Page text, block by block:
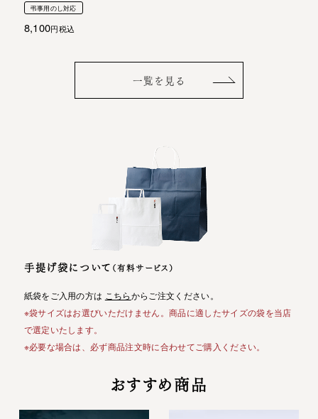
弔事用のし対応
8,100 税込
一覧を見る
手提げ袋について （有料サービス）
紙袋をご入用の方は こちらからご注文ください。
※袋サイズはお選びいただけません。商品に適したサイズの袋を当店
で選定いたします。
※必要な場合は、必ず商品注文時に合わせてご購入ください。
おすすめ商品